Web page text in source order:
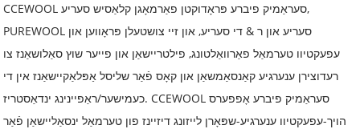
CCEWOOL סעראַמיק פיברע פּראָדוקטן פאַרמאָגן קלאַסיש סעריע,
PUREWOOL סעריע און ר & די סעריע, און זיי צושטעלן פּראָווען און
עפעקטיוו טערמאַל פאַרוואַלטונג, פילטריישאַן און פייער שוץ סאַלושאַנז צו
רעדוצירן ענערגיע קאַנסאַמשאַן און קאָס פֿאַר שליסל אַפּלאַקיישאַנז אין די
כעמישער/ראַפיינינג ינדאַסטריז. CCEWOOL סעראַמיק פיברע אָפפערס
הויך-עפעקטיוו ענערגיע-שפּאָרן לייזונג דיזיינז פון טערמאַל ינסאַליישאַן פֿאַר